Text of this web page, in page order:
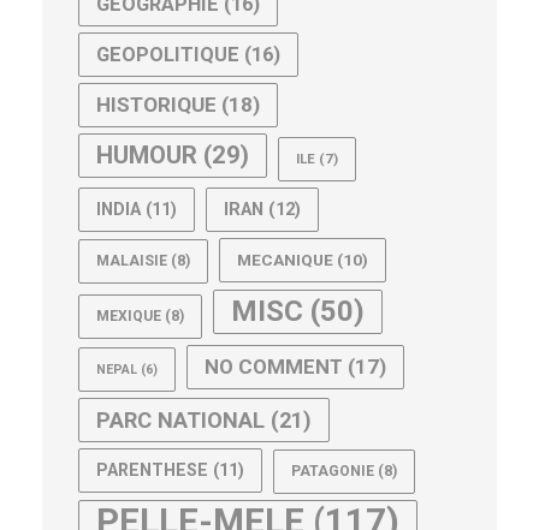
GEOPOLITIQUE (16)
HISTORIQUE (18)
HUMOUR (29) ILE (7)
INDIA (11) IRAN (12)
MALAISIE (8) MECANIQUE (10)
MEXIQUE (8) MISC (50)
NEPAL (6) NO COMMENT (17)
PARC NATIONAL (21)
PARENTHESE (11) PATAGONIE (8)
PELLE-MELE (117)